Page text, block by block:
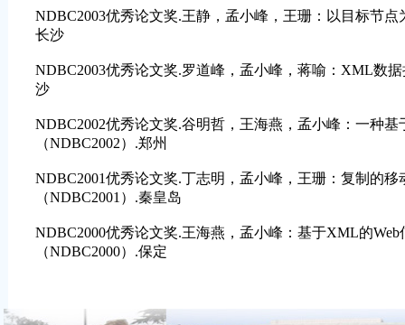
NDBC2003优秀论文奖.王静，孟小峰，王珊：以目标节
长沙
NDBC2003优秀论文奖.罗道峰，孟小峰，蒋喻：XML数
沙
NDBC2002优秀论文奖.谷明哲，王海燕，孟小峰：一种
（NDBC2002）.郑州
NDBC2001优秀论文奖.丁志明，孟小峰，王珊：复制的
（NDBC2001）.秦皇岛
NDBC2000优秀论文奖.王海燕，孟小峰：基于XML的
（NDBC2000）.保定